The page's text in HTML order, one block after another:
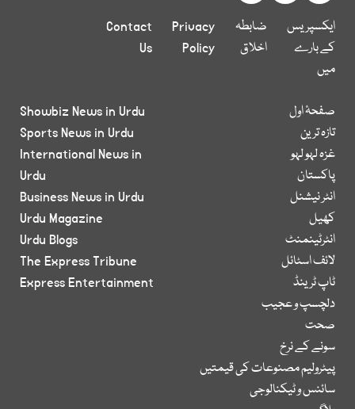
ایکسپریس
کے بارے
میں
ضابطہ
اخلاق
Privacy
Policy
Contact
Us
صفحۂ اول
تازہ ترین
غزہ لہو لہو
پاکستان
انٹر نیشنل
کھیل
انٹرٹینمنٹ
لائف اسٹائل
ٹاپ ٹرینڈ
دلچسپ و عجیب
صحت
سونے کے نرخ
پیٹرولیم مصنوعات کی قیمتیں
سائنس و ٹیکنالوجی
Showbiz News in Urdu
Sports News in Urdu
International News in
Urdu
Business News in Urdu
Urdu Magazine
Urdu Blogs
The Express Tribune
Express Entertainment